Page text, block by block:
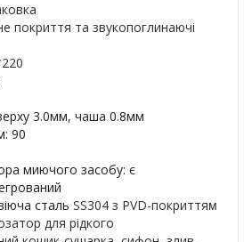
покриття та звукопоглинаючі
3.0мм, чаша 0.8мм
90
миючого засобу: є
сталь SS304 з PVD-покриттям
для рідкого